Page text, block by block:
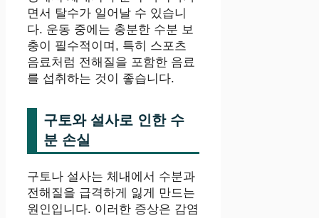
면서 탈수가 일어날 수 있습니
다. 운동 중에는 충분한 수분 보
충이 필수적이며, 특히 스포츠
음료처럼 전해질을 포함한 음료
를 섭취하는 것이 좋습니다.
구토와 설사로 인한 수
분 손실
구토나 설사는 체내에서 수분과
전해질을 급격하게 잃게 만드는
원인입니다. 이러한 증상은 감염